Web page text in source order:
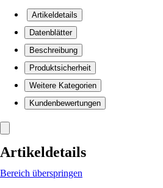
Artikeldetails
Datenblätter
Beschreibung
Produktsicherheit
Weitere Kategorien
Kundenbewertungen
Artikeldetails
Bereich überspringen